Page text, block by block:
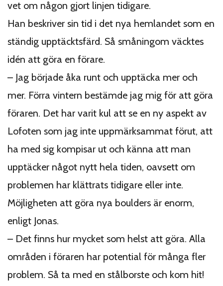
vet om någon gjort linjen tidigare.
Han beskriver sin tid i det nya hemlandet som en
ständig upptäcktsfärd. Så småningom väcktes
idén att göra en förare.
– Jag började åka runt och upptäcka mer och
mer. Förra vintern bestämde jag mig för att göra
föraren. Det har varit kul att se en ny aspekt av
Lofoten som jag inte uppmärksammat förut, att
ha med sig kompisar ut och känna att man
upptäcker något nytt hela tiden, oavsett om
problemen har klättrats tidigare eller inte.
Möjligheten att göra nya boulders är enorm,
enligt Jonas.
– Det finns hur mycket som helst att göra. Alla
områden i föraren har potential för många fler
problem. Så ta med en stålborste och kom hit!